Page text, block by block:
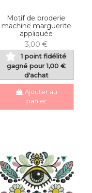
Motif de broderie
machine marguerite
appliquée
3,00 €
1 point fidélité
gagné pour 1,00 €
d'achat
Ajouter au
panier